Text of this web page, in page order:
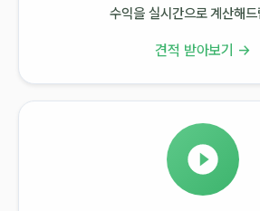
수익을 실시간으로 계산해
견적 받아보기 →